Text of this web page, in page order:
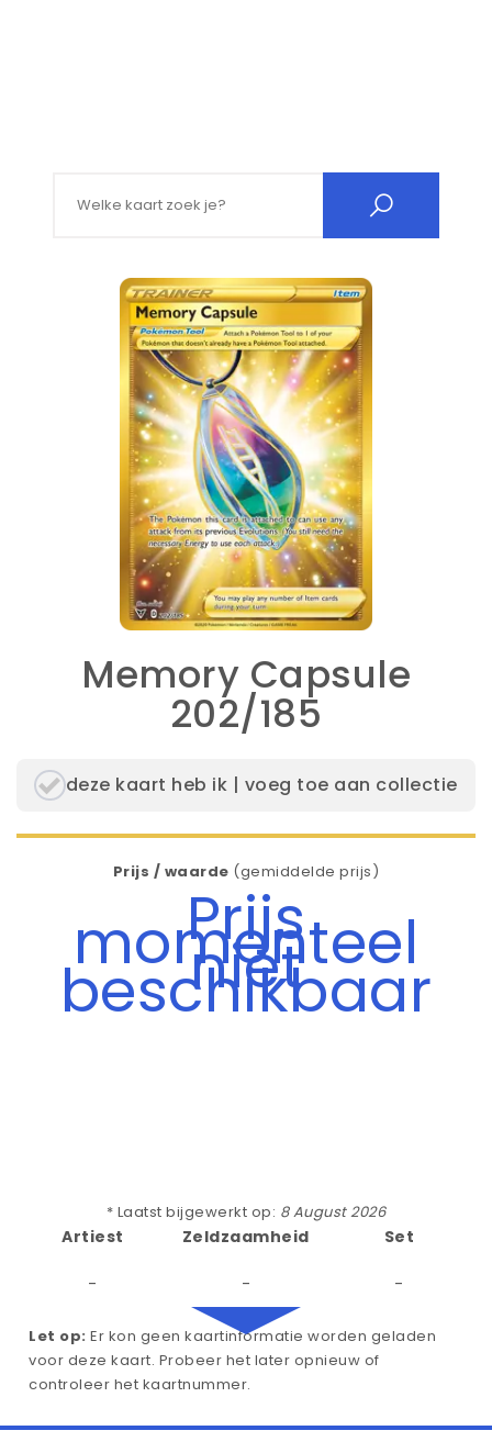
Memory Capsule
202/185
deze kaart heb ik | voeg toe aan collectie
Prijs / waarde (gemiddelde prijs)
Prijs
momenteel
niet
beschikbaar
* Laatst bijgewerkt op: 8 August 2026
Artiest
-
Zeldzaamheid
-
Set
-
Let op: Er kon geen kaartinformatie worden geladen
voor deze kaart. Probeer het later opnieuw of
controleer het kaartnummer.